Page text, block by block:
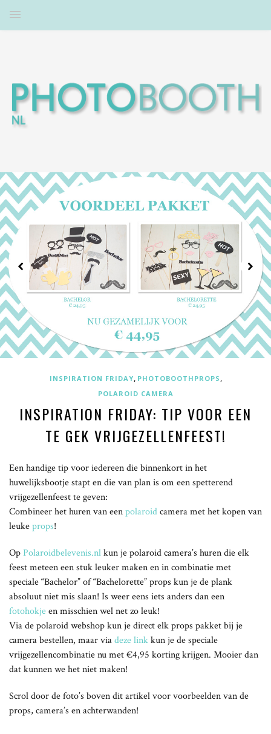
INSPIRATION FRIDAY, PHOTOBOOTHPROPS ,
POLAROID CAMERA
INSPIRATION FRIDAY: TIP VOOR EEN
TE GEK VRIJGEZELLENFEEST!
Een handige tip voor iedereen die binnenkort in het
huwelijksbootje stapt en die van plan is om een spetterend
vrijgezellenfeest te geven:
Combineer het huren van eenpolaroidcamera met het kopen van
leukeprops!
OpPolaroidbelevenis.nlkun je polaroid camera’s huren die elk
feest meteen een stuk leuker maken en in combinatie met
speciale “Bachelor” of “Bachelorette” props kun je de plank
absoluut niet mis slaan! Is weer eens iets anders dan een
fotohokjeen misschien wel net zo leuk!
Via de polaroid webshop kun je direct elk props pakket bij je
camera bestellen, maar viadeze linkkun je de speciale
vrijgezellencombinatie nu met €4,95 korting krijgen. Mooier dan
dat kunnen we het niet maken!
Scrol door de foto’s boven dit artikel voor voorbeelden van de
props, camera’s en achterwanden!